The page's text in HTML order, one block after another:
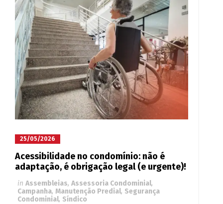
25/05/2026
Acessibilidade no condomínio: não é
adaptação, é obrigação legal (e urgente)!
in Assembleias, Assessoria Condominial,
Campanha, Manutenção Predial, Segurança
Condominial, Síndico